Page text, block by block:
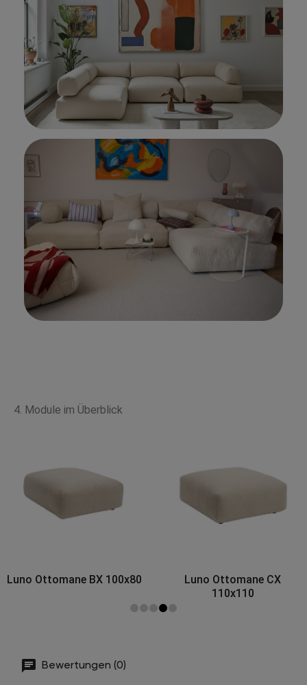
4. Module im Überblick
Luno Ottomane BX 100x80
Luno Ottomane CX
110x110
Bewertungen (0)